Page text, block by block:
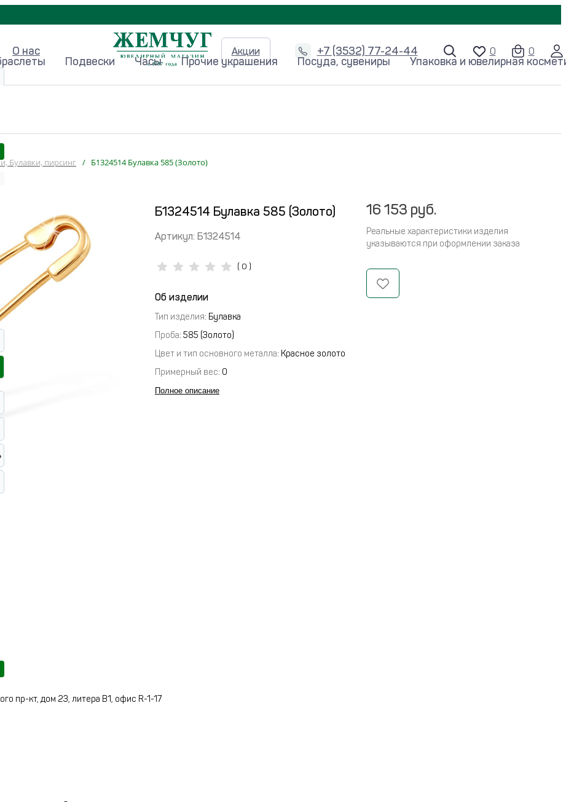
О нас Акции +7 (3532) 77-24-44
Подвески Часы Прочие украшения Посуда, сувениры Упаковка и ювелирная
Булавки, пирсинг / Б1324514 Булавка 585 (Золото)
Б1324514 Булавка 585 (Золото)
Артикул: Б1324514
( 0 )
Об изделии
Тип изделия: Булавка
Проба: 585 (Золото)
Цвет и тип основного металла: Красное золото
Примерный вес: 0
Полное описание
16 153 руб.
Реальные характеристики изделия
указываются при оформлении заказа
пр-кт, дом 23, литера В1, офис R-1-17